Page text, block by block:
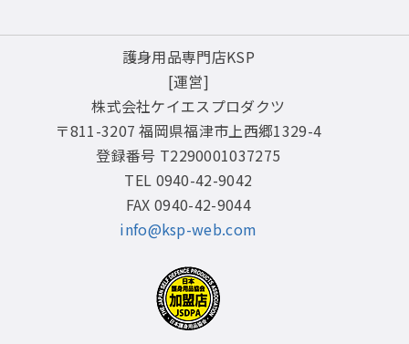
護身用品専門店KSP
[運営]
株式会社ケイエスプロダクツ
〒811-3207 福岡県福津市上西郷1329-4
登録番号 T2290001037275
TEL 0940-42-9042
FAX 0940-42-9044
info@ksp-web.com